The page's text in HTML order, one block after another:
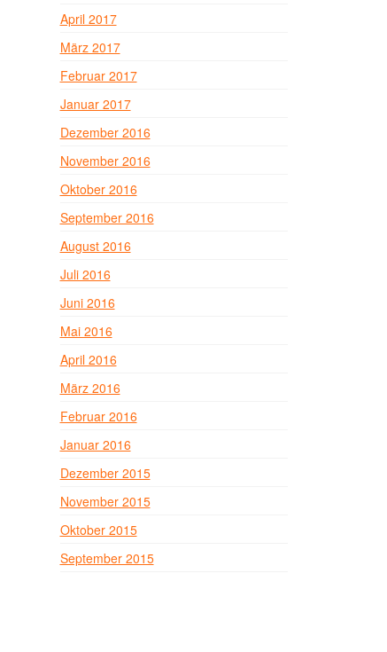
April 2017
März 2017
Februar 2017
Januar 2017
Dezember 2016
November 2016
Oktober 2016
September 2016
August 2016
Juli 2016
Juni 2016
Mai 2016
April 2016
März 2016
Februar 2016
Januar 2016
Dezember 2015
November 2015
Oktober 2015
September 2015